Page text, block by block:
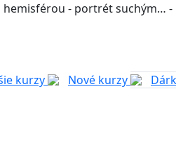
- portrét suchým… -
kurzy Nové kurzy